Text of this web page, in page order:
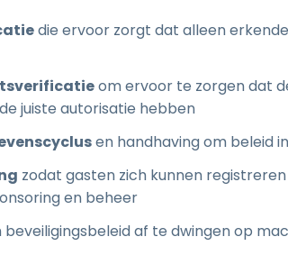
die ervoor zorgt dat alleen
om ervoor te zorgen dat
juiste autorisatie hebben
en handhaving om beleid
zodat gasten zich kunnen
en beheer
beveiligingsbeleid af te dwingen op